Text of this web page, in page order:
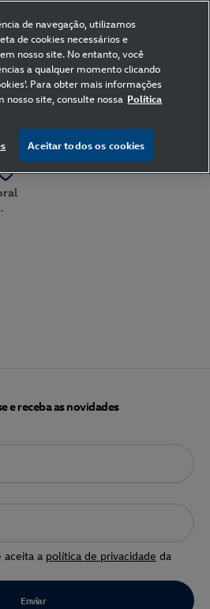
Preto 585 M
e receba as novidades
aceita a política de privacidade da
de navegação, utilizamos
de cookies necessários e
nosso site. No entanto, você
a qualquer momento clicando
Para obter mais informações
nosso site, consulte nossa Política
Aceitar todos os cookies